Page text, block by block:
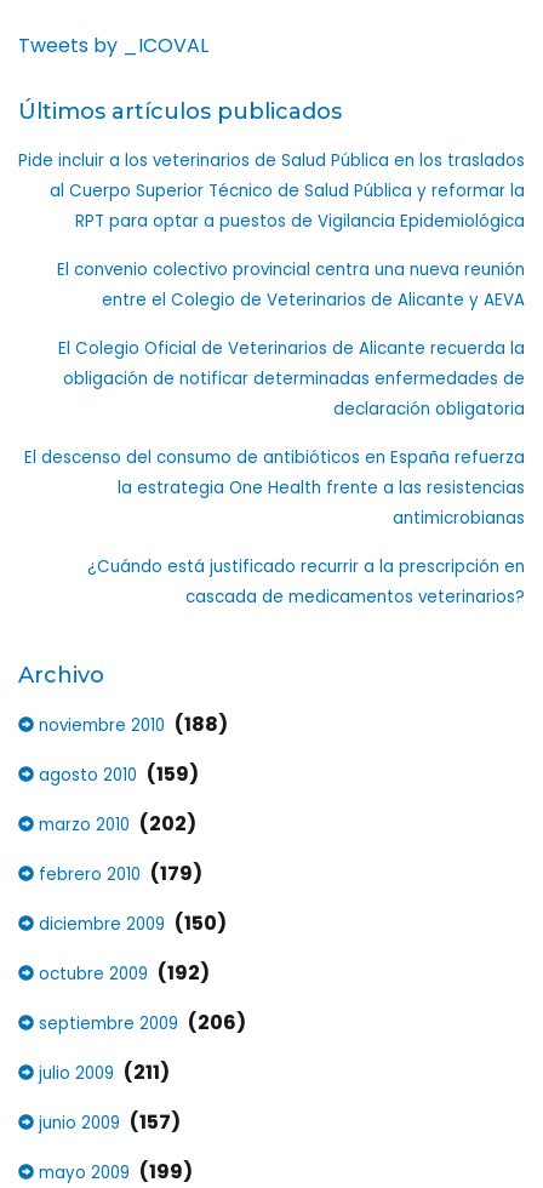
Tweets by _ICOVAL
Últimos artículos publicados
Pide incluir a los veterinarios de Salud Pública en los traslados
al Cuerpo Superior Técnico de Salud Pública y reformar la
RPT para optar a puestos de Vigilancia Epidemiológica
El convenio colectivo provincial centra una nueva reunión
entre el Colegio de Veterinarios de Alicante y AEVA
El Colegio Oficial de Veterinarios de Alicante recuerda la
obligación de notificar determinadas enfermedades de
declaración obligatoria
El descenso del consumo de antibióticos en España refuerza
la estrategia One Health frente a las resistencias
antimicrobianas
¿Cuándo está justificado recurrir a la prescripción en
cascada de medicamentos veterinarios?
Archivo
noviembre 2010 (188)
agosto 2010 (159)
marzo 2010 (202)
febrero 2010 (179)
diciembre 2009 (150)
octubre 2009 (192)
septiembre 2009 (206)
julio 2009 (211)
junio 2009 (157)
mayo 2009 (199)